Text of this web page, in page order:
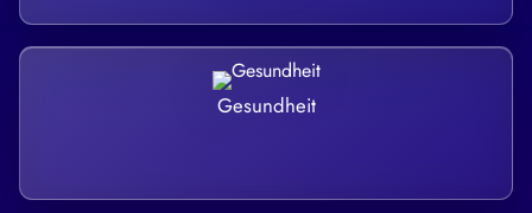
Gesundheit